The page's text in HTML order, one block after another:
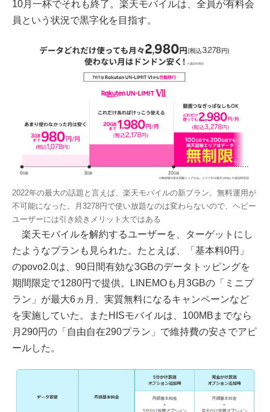
10月一杯でそれも終了。楽天モバイルは、全員が有料会
員という状況で黒字化を目指す。
2022年の最大の話題と言えば、楽天モバイルの新プラン。無料運用が
不可能になった。月3278円で使い放題なのは変わらないので、ヘビー
ユーザーには引き続きメリット大ではある
楽天モバイルを解約するユーザーを、ターゲットにし
たようなプランも見られた。たとえば、「基本料0円」
のpovo2.0は、90日間有効な3GBのデータトッピングを
期間限定で1280円で提供。LINEMOも月3GBの「ミニプ
ラン」が最大6ヵ月、実質無料になるキャンペーンなど
を実施していた。またHISモバイルは、100MBまでなら
月290円の「自由自在290プラン」で維持費の安さでアピ
ールした。